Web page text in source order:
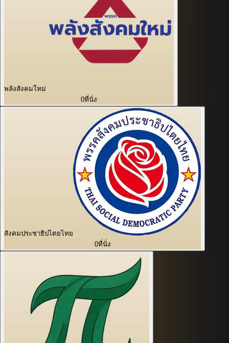
พลังสังคมใหม่
0ที่นั่ง
สังคมประชาธิปไตยไทย
0ที่นั่ง